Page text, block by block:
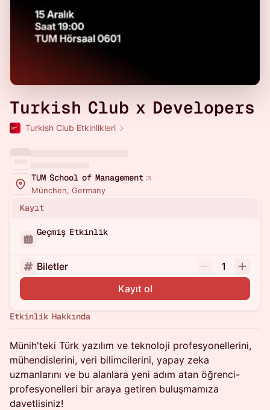
Turkish Club x Developers
Turkish Club Etkinlikleri
TUM School of Management
München, Germany
Kayıt
Geçmiş Etkinlik
Biletler
1
Kayıt ol
Etkinlik Hakkında
Münih'teki Türk yazılım ve teknoloji profesyonellerini,
mühendislerini, veri bilimcilerini, yapay zeka
uzmanlarını ve bu alanlara yeni adım atan öğrenci-
profesyonelleri bir araya getiren buluşmamıza
davetlisiniz!